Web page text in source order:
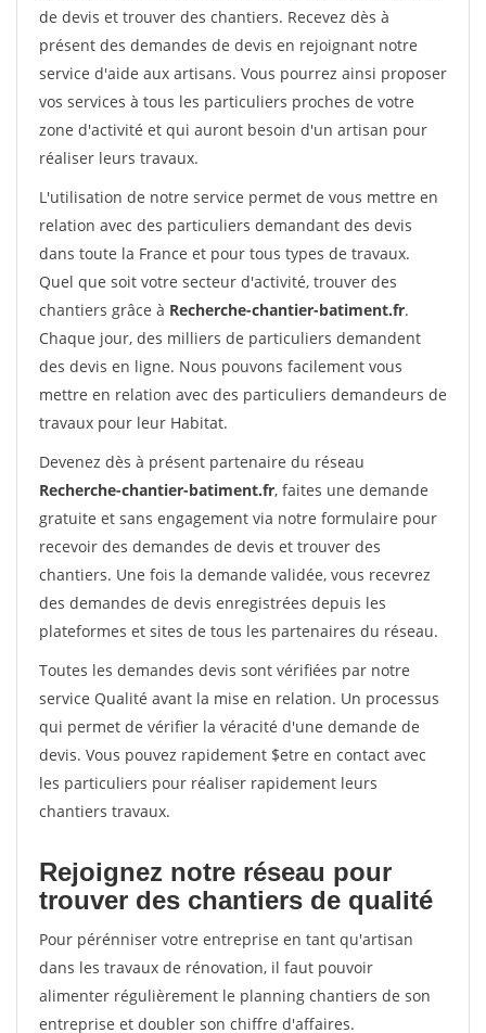
de devis et trouver des chantiers. Recevez dès à
présent des demandes de devis en rejoignant notre
service d'aide aux artisans. Vous pourrez ainsi proposer
vos services à tous les particuliers proches de votre
zone d'activité et qui auront besoin d'un artisan pour
réaliser leurs travaux.
L'utilisation de notre service permet de vous mettre en
relation avec des particuliers demandant des devis
dans toute la France et pour tous types de travaux.
Quel que soit votre secteur d'activité, trouver des
chantiers grâce à Recherche-chantier-batiment.fr.
Chaque jour, des milliers de particuliers demandent
des devis en ligne. Nous pouvons facilement vous
mettre en relation avec des particuliers demandeurs de
travaux pour leur Habitat.
Devenez dès à présent partenaire du réseau
Recherche-chantier-batiment.fr, faites une demande
gratuite et sans engagement via notre formulaire pour
recevoir des demandes de devis et trouver des
chantiers. Une fois la demande validée, vous recevrez
des demandes de devis enregistrées depuis les
plateformes et sites de tous les partenaires du réseau.
Toutes les demandes devis sont vérifiées par notre
service Qualité avant la mise en relation. Un processus
qui permet de vérifier la véracité d'une demande de
devis. Vous pouvez rapidement $etre en contact avec
les particuliers pour réaliser rapidement leurs
chantiers travaux.
Rejoignez notre réseau pour
trouver des chantiers de qualité
Pour pérénniser votre entreprise en tant qu'artisan
dans les travaux de rénovation, il faut pouvoir
alimenter régulièrement le planning chantiers de son
entreprise et doubler son chiffre d'affaires.